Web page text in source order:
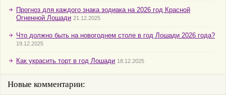
Прогноз для каждого знака зодиака на 2026 год Красной
Огненной Лошади 21.12.2025
Что должно быть на новогоднем столе в год Лошади 2026 года?
19.12.2025
Как украсить торт в год Лошади 18.12.2025
Новые комментарии: